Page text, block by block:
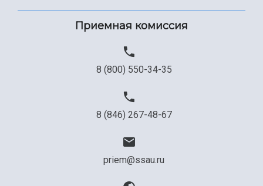
Приемная комиссия
8 (800) 550-34-35
8 (846) 267-48-67
priem@ssau.ru